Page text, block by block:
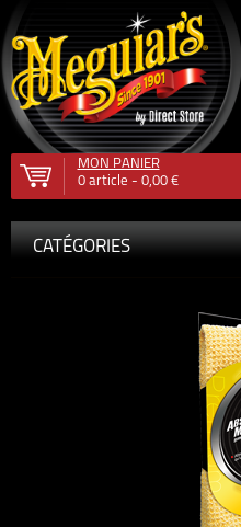
MON PANIER
0article - 0,00 €
CATÉGORIES